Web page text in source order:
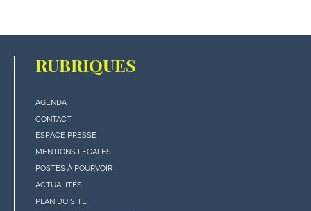
RUBRIQUES
Menu
"rubriques"
en
bas
de
page
AGENDA
CONTACT
ESPACE PRESSE
MENTIONS LÉGALES
POSTES À POURVOIR
ACTUALITÉS
PLAN DU SITE